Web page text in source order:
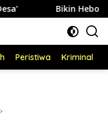
Bikin Heboh! Adhan
Peristiwa Kriminal